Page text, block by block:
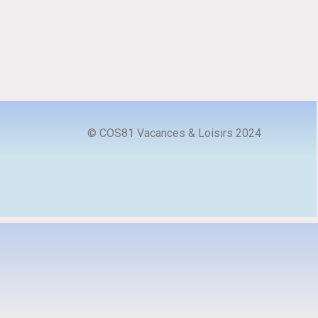
© COS81 Vacances & Loisirs 2024